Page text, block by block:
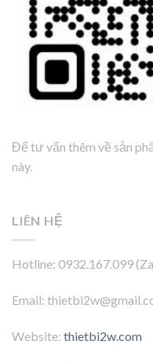
Để tư vấn thêm về sản
này.
LIÊN HỆ
Hotline: 0932.167.099
Email:
Website: thietbi2w.com